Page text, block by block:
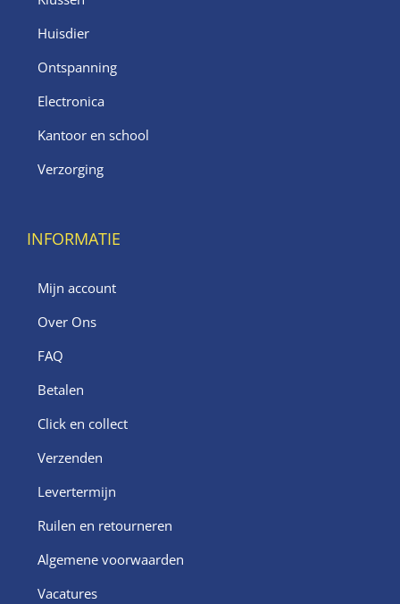
Huisdier
Ontspanning
Electronica
Kantoor en school
Verzorging
INFORMATIE
Mijn account
Over Ons
FAQ
Betalen
Click en collect
Verzenden
Levertermijn
Ruilen en retourneren
Algemene voorwaarden
Vacatures